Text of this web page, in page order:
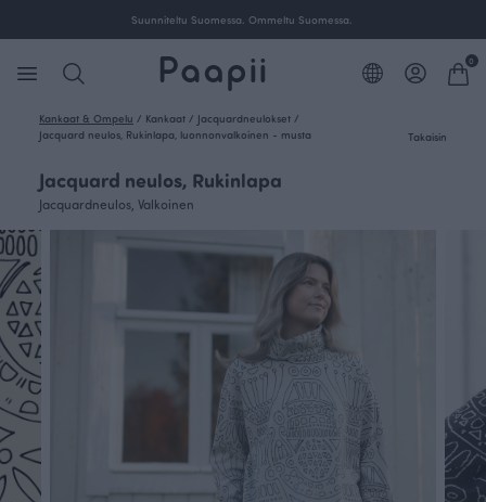
Suunniteltu Suomessa. Ommeltu Suomessa.
0
Kankaat & Ompelu / Kankaat / Jacquardneulokset /
Jacquard neulos, Rukinlapa, luonnonvalkoinen - musta
Takaisin
Jacquard neulos, Rukinlapa
Jacquardneulos, Valkoinen